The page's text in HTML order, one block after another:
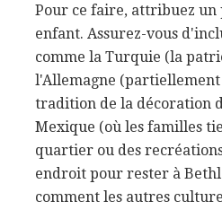
Pour ce faire, attribuez un
enfant. Assurez-vous
comme la Turquie (la
l'Allemagne
tradition de la décoration
Mexique (où les familles
quartier ou des
endroit pour rester à
comment les autres